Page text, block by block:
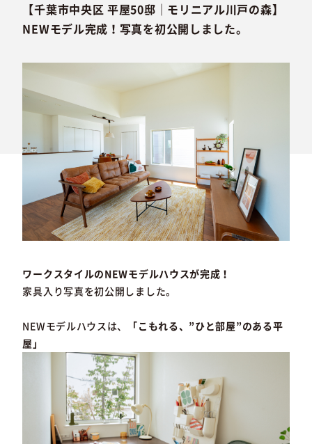
【千葉市中央区 平屋50邸｜モリニアル川戸の森】
NEWモデル完成！写真を初公開しました。
ワークスタイルのNEWモデルハウスが完成！
家具入り写真を初公開しました。
NEWモデルハウスは、
「こもれる、”ひと部屋”のある平
屋」